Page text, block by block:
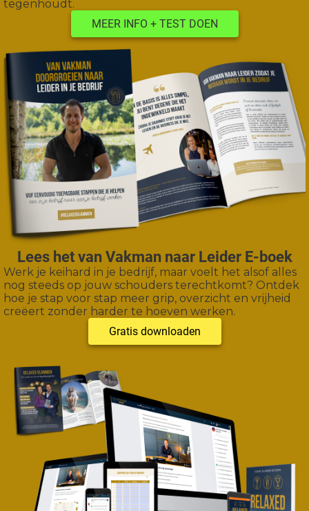
tegenhoudt.
MEER INFO + TEST DOEN
Lees het van Vakman naar Leider E-boek
Werk je keihard in je bedrijf, maar voelt het alsof alles
nog steeds op jouw schouders terechtkomt? Ontdek
hoe je stap voor stap meer grip, overzicht en vrijheid
creëert zonder harder te hoeven werken.
Gratis downloaden